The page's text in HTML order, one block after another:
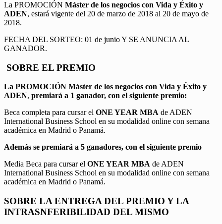
La PROMOCIÓN Máster de los negocios con Vida y Éxito y
ADEN, estará vigente del 20 de marzo de 2018 al 20 de mayo de
2018.
FECHA DEL SORTEO: 01 de junio Y SE ANUNCIA AL
GANADOR.
SOBRE EL PREMIO
La PROMOCIÓN Máster de los negocios con Vida y Éxito y
ADEN, premiará a 1 ganador, con el siguiente premio:
Beca completa para cursar el ONE YEAR MBA de ADEN
International Business School en su modalidad online con semana
académica en Madrid o Panamá.
Además se premiará a 5 ganadores, con el siguiente premio
Media Beca para cursar el ONE YEAR MBA de ADEN
International Business School en su modalidad online con semana
académica en Madrid o Panamá.
SOBRE LA ENTREGA DEL PREMIO Y LA
INTRASNFERIBILIDAD DEL MISMO